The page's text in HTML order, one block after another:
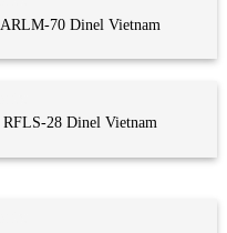
ARLM-70 Dinel Vietnam
RFLS-28 Dinel Vietnam